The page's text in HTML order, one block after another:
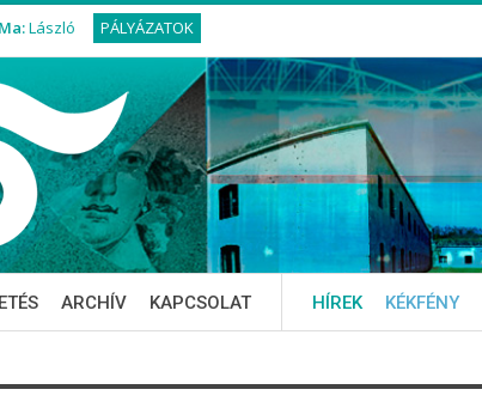
Ma:László PÁLYÁZATOK
ARCHÍV KAPCSOLAT HÍREK KÉKFÉNY